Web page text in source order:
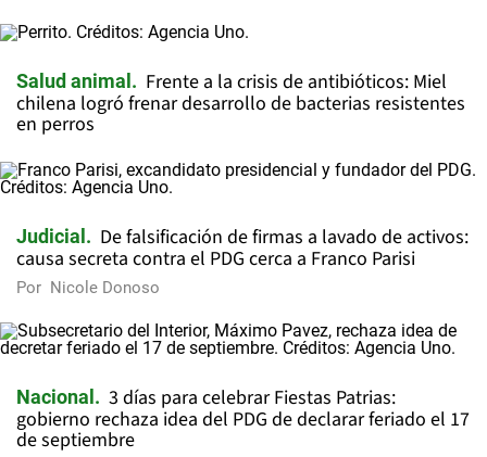
Salud animal
Frente a la crisis de antibióticos: Miel
chilena logró frenar desarrollo de bacterias resistentes
en perros
Judicial
De falsificación de firmas a lavado de activos:
causa secreta contra el PDG cerca a Franco Parisi
Por Nicole Donoso
Nacional
3 días para celebrar Fiestas Patrias:
gobierno rechaza idea del PDG de declarar feriado el 17
de septiembre